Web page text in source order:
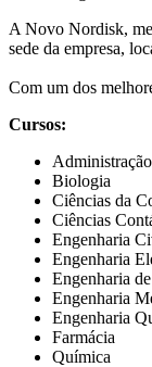
A Novo Nordisk,
sede da empresa,
Com um dos
Cursos:
Biologia
Ciências da
Ciências
Engenharia
Engenharia
Engenharia
Engenharia
Engenharia
Farmácia
Química